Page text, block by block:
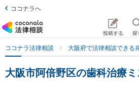
ココナラへ
投稿する 探
ココナラ法律相談 大阪府で法律相談できる
大阪市阿倍野区の歯科治療